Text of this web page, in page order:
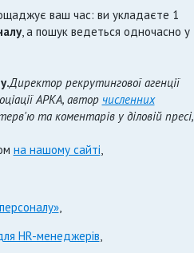
ваш час: ви укладаєте 1
, а пошук ведеться одночасно у
Директор рекрутингової агенції
АРКА, автор численних
та коментарів у діловій пресі,
на нашому сайті,
,
HR-менеджерів,